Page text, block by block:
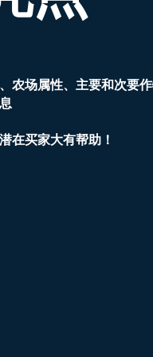
农场属性、主要和次要
在买家大有帮助！